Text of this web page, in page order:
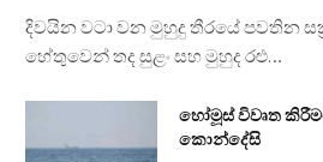
දිවයින වටා වන මුහුදු තීරයේ පවතින
හේතුවෙන් තද සුළං සහ මුහුද රළු…
හෝමූස් විවෘත
කොන්දේසි